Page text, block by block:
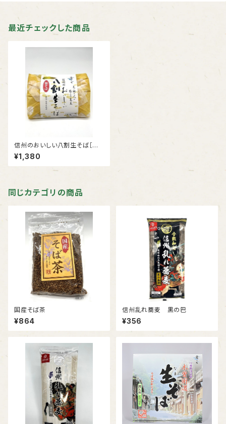
最近チェックした商品
信州のおいしい八割生そば［半
生そば（めんつゆ付）
¥1,380
同じカテゴリの商品
国産そば茶
¥864
信州乱れ蕎麦 黒の巴
¥356